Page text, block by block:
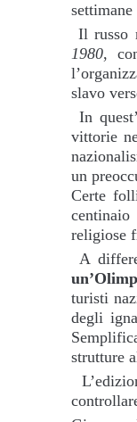
Il russo
1980,
slavo
In
vittorie
un
Certe
religiose
A
turisti
degli
strutture